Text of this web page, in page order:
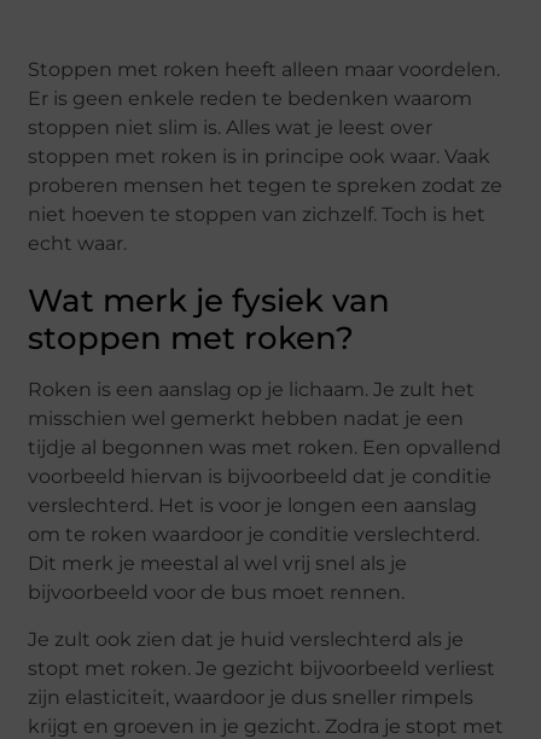
Stoppen met roken heeft alleen maar voordelen.
Er is geen enkele reden te bedenken waarom
stoppen niet slim is. Alles wat je leest over
stoppen met roken is in principe ook waar. Vaak
proberen mensen het tegen te spreken zodat ze
niet hoeven te stoppen van zichzelf. Toch is het
echt waar.
Wat merk je fysiek van
stoppen met roken?
Roken is een aanslag op je lichaam. Je zult het
misschien wel gemerkt hebben nadat je een
tijdje al begonnen was met roken. Een opvallend
voorbeeld hiervan is bijvoorbeeld dat je conditie
verslechterd. Het is voor je longen een aanslag
om te roken waardoor je conditie verslechterd.
Dit merk je meestal al wel vrij snel als je
bijvoorbeeld voor de bus moet rennen.
Je zult ook zien dat je huid verslechterd als je
stopt met roken. Je gezicht bijvoorbeeld verliest
zijn elasticiteit, waardoor je dus sneller rimpels
krijgt en groeven in je gezicht. Zodra je stopt met